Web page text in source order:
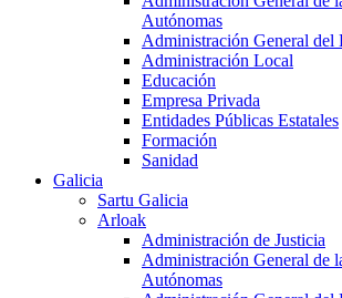
Autónomas
Administración General del
Administración Local
Educación
Empresa Privada
Entidades Públicas Estatales
Formación
Sanidad
Galicia
Sartu Galicia
Arloak
Administración de Justicia
Administración General de
Autónomas